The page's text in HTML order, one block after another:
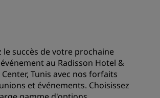
le succès de votre prochaine
au Radisson Hotel &
Tunis avec nos forfaits
et événements. Choisissez